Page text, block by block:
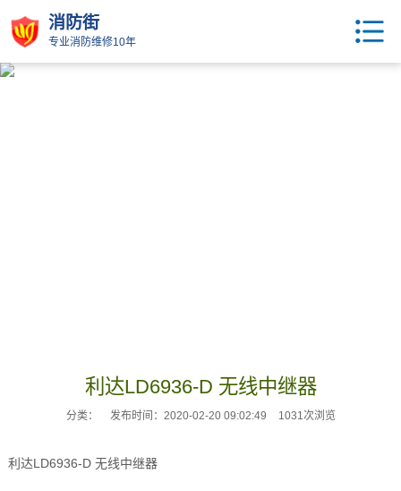
消防街
专业消防维修10年
利达LD6936-D 无线中继器
分类： 发布时间：2020-02-20 09:02:49 1031次浏览
利达LD6936-D 无线中继器